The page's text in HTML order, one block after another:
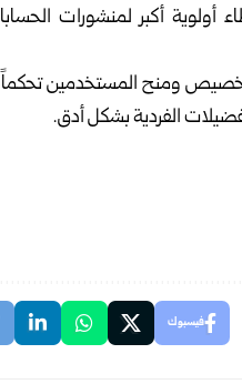
أكبر لمنشورات
ومنح المستخدمين تحكماً
الفردية بشكل أدق.
فيسبوك